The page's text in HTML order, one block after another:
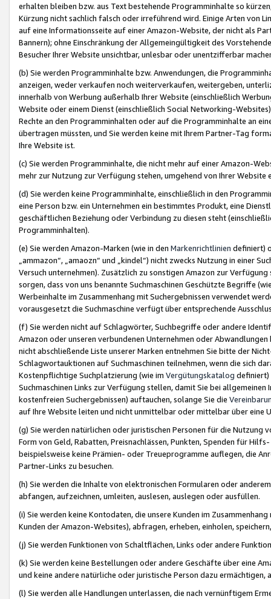
erhalten bleiben bzw. aus Text bestehende Programminhalte so
Kürzung nicht sachlich falsch oder irreführend wird. Einige Arten von
auf eine Informationsseite auf einer Amazon-Website, der nicht als
Bannern); ohne Einschränkung der Allgemeingültigkeit des
Besucher Ihrer Website unsichtbar, unlesbar oder unentzifferbar
(b) Sie werden Programminhalte bzw. Anwendungen, die
anzeigen, weder verkaufen noch weiterverkaufen, weitergeben,
innerhalb von Werbung außerhalb Ihrer Website (einschließlich
Website oder einem Dienst (einschließlich Social Networking-
Rechte an den Programminhalten oder auf die Programminhalte an
übertragen müssten, und Sie werden keine mit Ihrem Partner-Tag
Ihre Website ist.
(c) Sie werden Programminhalte, die nicht mehr auf einer Amazon-
mehr zur Nutzung zur Verfügung stehen, umgehend von Ihrer
(d) Sie werden keine Programminhalte, einschließlich in den
eine Person bzw. ein Unternehmen ein bestimmtes Produkt, eine
geschäftlichen Beziehung oder Verbindung zu diesen steht
Programminhalten).
(e) Sie werden Amazon-Marken (wie in den Markenrichtlinien definiert)
„ammazon“, „amaozn“ und „kindel“) nicht zwecks Nutzung in einer
Versuch unternehmen). Zusätzlich zu sonstigen Amazon zur
sorgen, dass von uns benannte Suchmaschinen Geschützte Begriffe
Werbeinhalte im Zusammenhang mit Suchergebnissen verwendet
vorausgesetzt die Suchmaschine verfügt über entsprechende
(f) Sie werden nicht auf Schlagwörter, Suchbegriffe oder andere
Amazon oder unseren verbundenen Unternehmen oder
nicht abschließende Liste unserer Marken entnehmen Sie bitte der
Schlagwortauktionen auf Suchmaschinen teilnehmen, wenn die sich
Kostenpflichtige Suchplatzierung (wie im Vergütungskatalog definiert)
Suchmaschinen Links zur Verfügung stellen, damit Sie bei
kostenfreien Suchergebnissen) auftauchen, solange Sie die
auf Ihre Website leiten und nicht unmittelbar oder mittelbar über eine
(g) Sie werden natürlichen oder juristischen Personen für die Nutzung
Form von Geld, Rabatten, Preisnachlässen, Punkten, Spenden für
beispielsweise keine Prämien- oder Treueprogramme auflegen, die
Partner-Links zu besuchen.
(h) Sie werden die Inhalte von elektronischen Formularen oder
abfangen, aufzeichnen, umleiten, auslesen, auslegen oder ausfüllen.
(i) Sie werden keine Kontodaten, die unsere Kunden im
Kunden der Amazon-Websites), abfragen, erheben, einholen,
(j) Sie werden Funktionen von Schaltflächen, Links oder andere
(k) Sie werden keine Bestellungen oder andere Geschäfte über eine
und keine andere natürliche oder juristische Person dazu
(l) Sie werden alle Handlungen unterlassen, die nach vernünftigem